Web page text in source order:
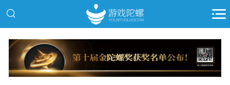
推广